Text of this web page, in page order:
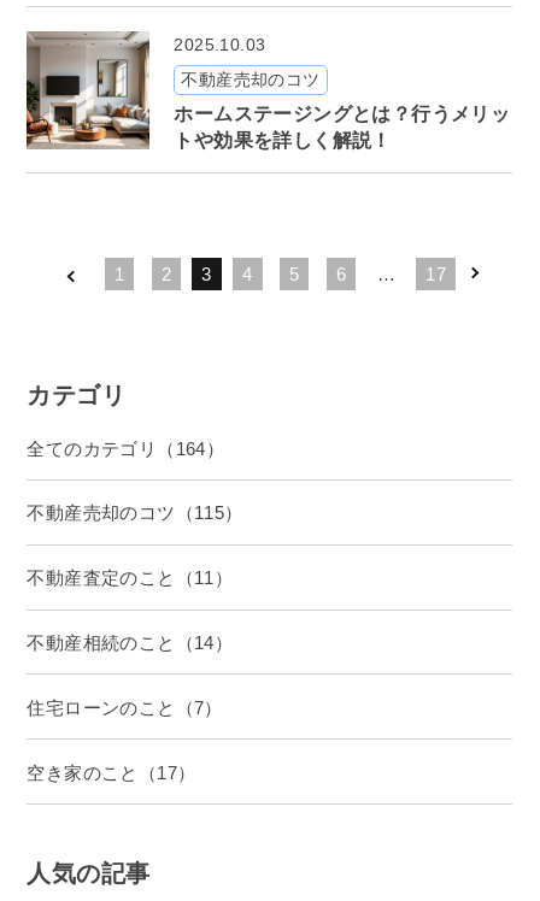
2025.10.03
不動産売却のコツ
ホームステージングとは？行うメリッ
トや効果を詳しく解説！
1 2 3 4 5 6 … 17
カテゴリ
全てのカテゴリ（164）
不動産売却のコツ（115）
不動産査定のこと（11）
不動産相続のこと（14）
住宅ローンのこと（7）
空き家のこと（17）
人気の記事